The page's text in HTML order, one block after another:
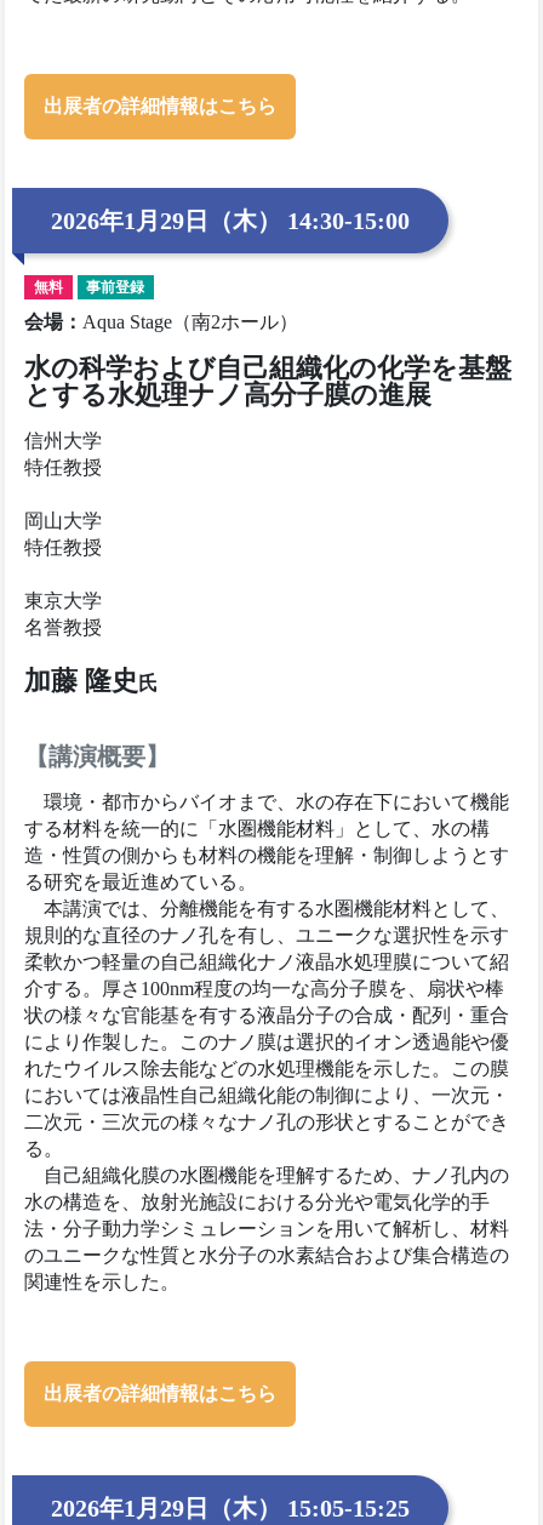
出展者の詳細情報はこちら
2026年1月29日（木） 14:30-15:00
無料 事前登録
会場： Aqua Stage（南2ホール）
水の科学および自己組織化の化学を基盤
とする水処理ナノ高分子膜の進展
信州大学
特任教授
岡山大学
特任教授
東京大学
名誉教授
加藤 隆史 氏
【講演概要】
環境・都市からバイオまで、水の存在下において機能
する材料を統一的に「水圏機能材料」として、水の構
造・性質の側からも材料の機能を理解・制御しようとす
る研究を最近進めている。
本講演では、分離機能を有する水圏機能材料として、
規則的な直径のナノ孔を有し、ユニークな選択性を示す
柔軟かつ軽量の自己組織化ナノ液晶水処理膜について紹
介する。厚さ100nm程度の均一な高分子膜を、扇状や棒
状の様々な官能基を有する液晶分子の合成・配列・重合
により作製した。このナノ膜は選択的イオン透過能や優
れたウイルス除去能などの水処理機能を示した。この膜
においては液晶性自己組織化能の制御により、一次元・
二次元・三次元の様々なナノ孔の形状とすることができ
る。
自己組織化膜の水圏機能を理解するため、ナノ孔内の
水の構造を、放射光施設における分光や電気化学的手
法・分子動力学シミュレーションを用いて解析し、材料
のユニークな性質と水分子の水素結合および集合構造の
関連性を示した。
出展者の詳細情報はこちら
2026年1月29日（木） 15:05-15:25